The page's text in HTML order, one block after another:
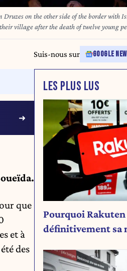
Druzes on the other side of the border with
village after the death of twelve young
Syrian Golan Heights, on July 30, 2024.
Prime Minister, the Druze lay and
to exploit the name of Majdal Shams
children". A strike on Majdal Shams on July
Hezbollah, but the Iran-backed
to the attack. Jalaa MAREY / AFP
Suis-nous sur GOOGLE
que
et à
des
LES PLUS LUS
Pourquoi
définitivement sa